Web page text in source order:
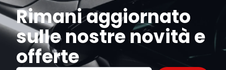
Rimani aggiornato
sulle nostre novità e
offerte